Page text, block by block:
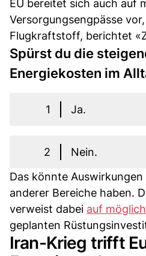
EU bereitet sich auch auf
Versorgungsengpässe
Flugkraftstoff, berichtet
Spürst du die
Energiekosten im
1 Ja.
2
Nein.
Das könnte
anderer Bereiche haben.
verweist dabei auf
geplanten
Iran-Krieg trifft